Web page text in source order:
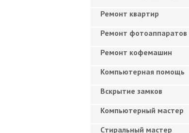
Ремонт квартир
Ремонт фотоаппаратов
Ремонт кофемашин
Компьютерная помощь
Вскрытие замков
Компьютерный мастер
Cтиральный мастер